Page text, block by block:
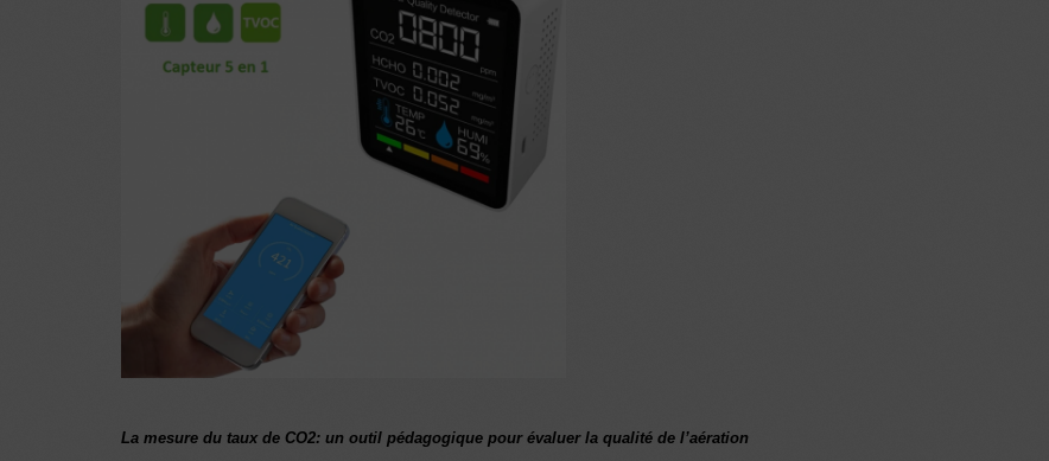
La mesure du taux de CO2: un outil pédagogique pour évaluer la qualité de l’aération